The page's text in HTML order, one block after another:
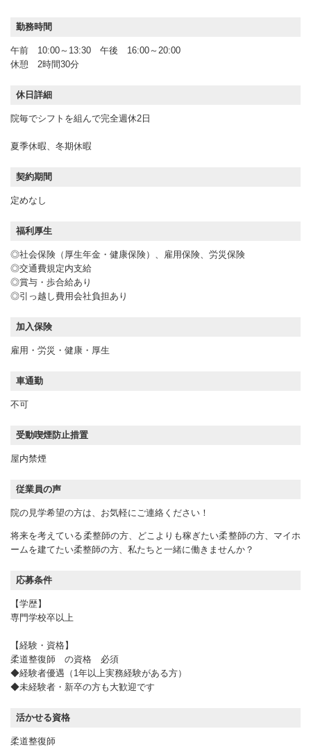
勤務時間
午前 10:00～13:30 午後 16:00～20:00
休憩 2時間30分
休日詳細
院毎でシフトを組んで完全週休2日
夏季休暇、冬期休暇
契約期間
定めなし
福利厚生
◎社会保険（厚生年金・健康保険）、雇用保険、労災保険
◎交通費規定内支給
◎賞与・歩合給あり
◎引っ越し費用会社負担あり
加入保険
雇用・労災・健康・厚生
車通勤
不可
受動喫煙防止措置
屋内禁煙
従業員の声
院の見学希望の方は、お気軽にご連絡ください！
将来を考えている柔整師の方、どこよりも稼ぎたい柔整師の方、マイホ
ームを建てたい柔整師の方、私たちと一緒に働きませんか？
応募条件
【学歴】
専門学校卒以上
【経験・資格】
柔道整復師 の資格 必須
◆経験者優遇（1年以上実務経験がある方）
◆未経験者・新卒の方も大歓迎です
活かせる資格
柔道整復師